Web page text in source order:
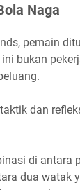
Naga
pemain
bukan
dan
di antara
dua watak